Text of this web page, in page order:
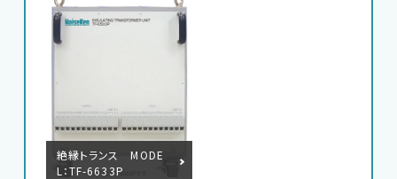
絶縁トランス MODE
L：TF-6633P